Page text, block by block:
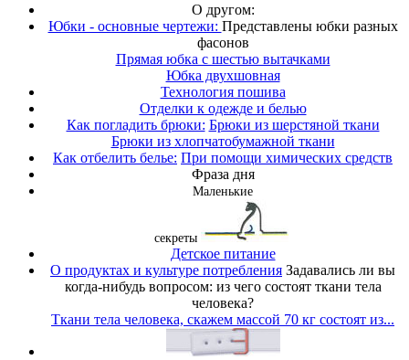
О другом:
Юбки - основные чертежи: Представлены юбки разных
фасонов
Прямая юбка с шестью вытачками
Юбка двухшовная
Технология пошива
Отделки к одежде и белью
Как погладить брюки: Брюки из шерстяной ткани
Брюки из хлопчатобумажной ткани
Как отбелить белье: При помощи химических средств
Фраза дня
Маленькие
секреты
Детское питание
О продуктах и культуре потребления Задавались ли вы
когда-нибудь вопросом: из чего состоят ткани тела
человека?
Ткани тела человека, скажем массой 70 кг состоят из...